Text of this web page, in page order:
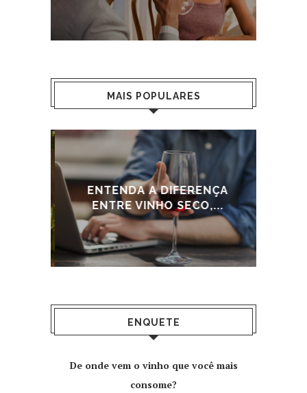
MAIS POPULARES
ENTENDA A DIFERENÇA
ENTRE VINHO SECO,...
ENQUETE
De onde vem o vinho que você mais
consome?